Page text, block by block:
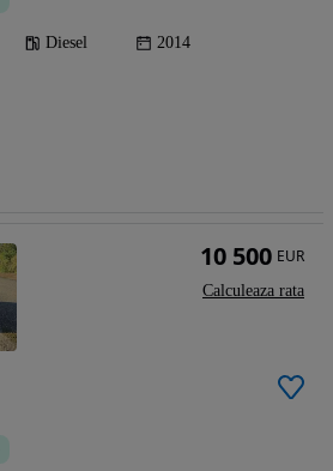
Diesel 2014
10 500 EUR
Calculeaza rata